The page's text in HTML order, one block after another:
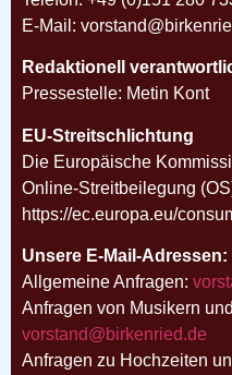
E-Mail:
Redaktionell
Pressestelle: Metin Kont
EU-Streitschlichtung
Die Europäische
Online-Streitbeilegung
https://ec.europa.eu/
Unsere E-Mail-Adressen:
Allgemeine Anfragen:
Anfragen von Musikern
vorstand@birkenried.de
Anfragen zu Hochzeiten